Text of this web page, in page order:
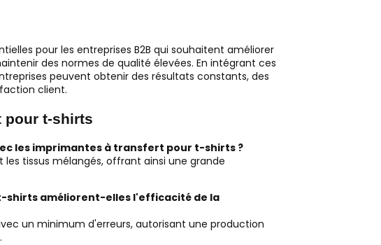
pour les entreprises B2B qui souhaitent améliorer
des normes de qualité élevées. En intégrant ces
peuvent obtenir des résultats constants, des
client.
pour t-shirts
les imprimantes à transfert pour t-shirts ?
tissus mélangés, offrant ainsi une grande
shirts améliorent-elles l'efficacité de la
un minimum d'erreurs, autorisant une production